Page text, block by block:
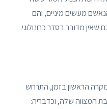
מעשים מיניים, והם
שאין מדובר בסדר כרונולוגי.
הראשון בזמן, התרחש
המצווה שלה, וכדבריה: